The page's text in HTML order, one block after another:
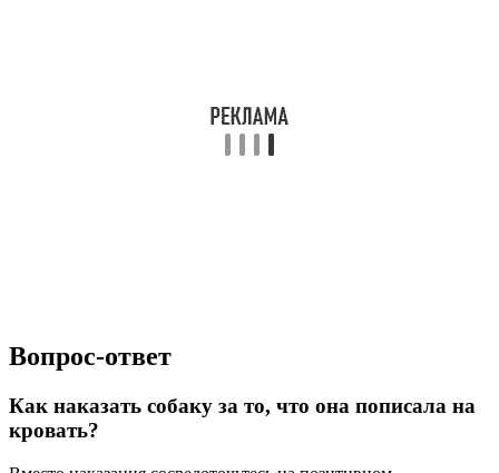
Вопрос-ответ
Как наказать собаку за то, что она пописала на
кровать?